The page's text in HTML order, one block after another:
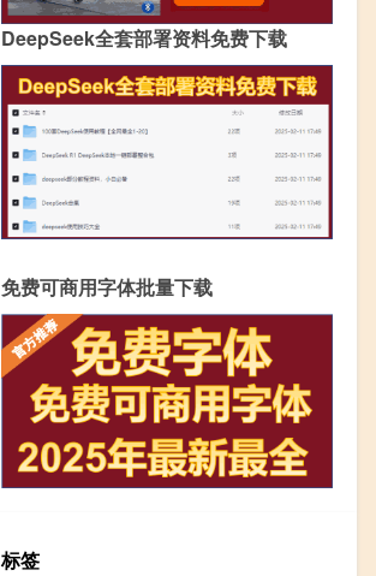
DeepSeek全套部署资料免费下载
免费可商用字体批量下载
标签